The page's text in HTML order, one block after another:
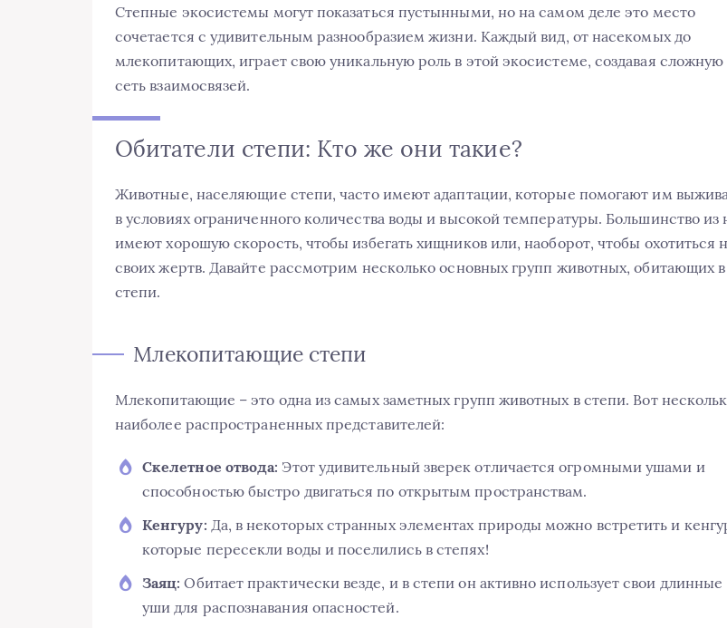
Степные экосистемы могут показаться пустынными, но на самом деле это место
сочетается с удивительным разнообразием жизни. Каждый вид, от насекомых до
млекопитающих, играет свою уникальную роль в этой экосистеме, создавая сложную
сеть взаимосвязей.
Обитатели степи: Кто же они такие?
Животные, населяющие степи, часто имеют адаптации, которые помогают им
в условиях ограниченного количества воды и высокой температуры. Большинство из
имеют хорошую скорость, чтобы избегать хищников или, наоборот, чтобы охотиться
своих жертв. Давайте рассмотрим несколько основных групп животных, обитающих в
степи.
Млекопитающие степи
Млекопитающие – это одна из самых заметных групп животных в степи. Вот
наиболее распространенных представителей:
Скелетное отвода: Этот удивительный зверек отличается огромными ушами и
способностью быстро двигаться по открытым пространствам.
Кенгуру: Да, в некоторых странных элементах природы можно встретить и
которые пересекли воды и поселились в степях!
Заяц: Обитает практически везде, и в степи он активно использует свои длинные
уши для распознавания опасностей.